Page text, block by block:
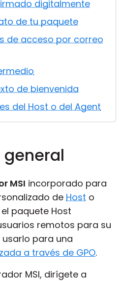
digitalmente
de tu paquete
de acceso por correo
de bienvenida
del Host o del Agent
MSI incorporado para
de Host o
paquete Host
remotos para su
para una
a través de GPO.
MSI, dirígete a